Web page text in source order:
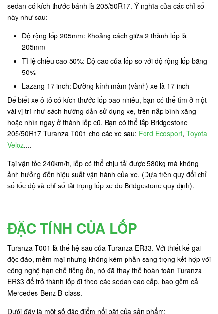
sedan có kích thước bánh là 205/50R17. Ý nghĩa của các chỉ số
này như sau:
Độ rộng lốp 205mm: Khoảng cách giữa 2 thành lốp là
205mm
Tỉ lệ chiều cao 50%: Độ cao của lốp so với độ rộng lốp bằng
50%
Lazang 17 inch: Đường kính mâm (vành) xe là 17 inch
Để biết xe ô tô có kích thước lốp bao nhiêu, bạn có thể tìm ở một
vài vị trí như sách hướng dẫn sử dụng xe, trên nắp bình xăng
hoặc nhìn ngay ở thành lốp cũ. Bạn có thể lắp Bridgestone
205/50R17 Turanza T001 cho các xe sau: Ford Ecosport, Toyota
Veloz,...
Tại vận tốc 240km/h, lốp có thể chịu tải được 580kg mà không
ảnh hưởng đến hiệu suất vận hành của xe. (Dựa trên quy đổi chỉ
số tốc độ và chỉ số tải trọng lốp xe do Bridgestone quy định).
ĐẶC TÍNH CỦA LỐP
Turanza T001 là thế hệ sau của Turanza ER33. Với thiết kế gai
độc đáo, mềm mại nhưng không kém phần sang trọng kết hợp với
công nghệ hạn chế tiếng ồn, nó đã thay thế hoàn toàn Turanza
ER33 để trở thành lốp đi theo các sedan cao cấp, bao gồm cả
Mercedes-Benz B-class.
Dưới đây là một số đặc điểm nổi bật của sản phẩm: